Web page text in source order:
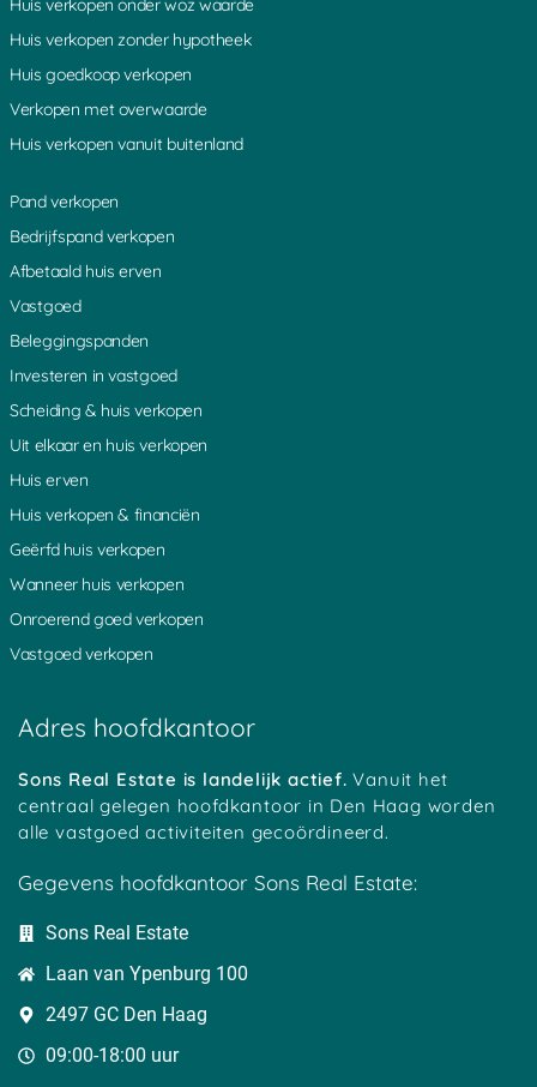
Huis verkopen onder woz waarde
Huis verkopen zonder hypotheek
Huis goedkoop verkopen
Verkopen met overwaarde
Huis verkopen vanuit buitenland
Pand verkopen
Bedrijfspand verkopen
Afbetaald huis erven
Vastgoed
Beleggingspanden
Investeren in vastgoed
Scheiding & huis verkopen
Uit elkaar en huis verkopen
Huis erven
Huis verkopen & financiën
Geërfd huis verkopen
Wanneer huis verkopen
Onroerend goed verkopen
Vastgoed verkopen
Adres hoofdkantoor
Sons Real Estate is landelijk actief.Vanuit het
centraal gelegen hoofdkantoor in Den Haag worden
alle vastgoed activiteiten gecoördineerd.
Gegevens hoofdkantoor Sons Real Estate:
Sons Real Estate
Laan van Ypenburg 100
2497 GC Den Haag
09:00-18:00 uur